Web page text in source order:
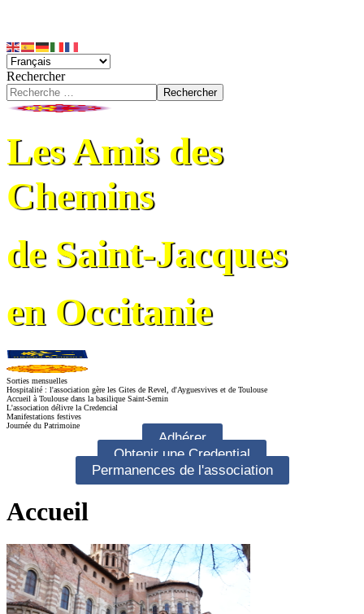
Rechercher
Rechercher
Les Amis des
Chemins
de Saint-Jacques
en Occitanie
Sorties mensuelles
Hospitalité : l'association gère les Gites de Revel, d'Ayguesvives et de Toulouse
Accueil à Toulouse dans la basilique Saint-Sernin
L'association délivre la Credencial
Manifestations festives
Journée du Patrimoine
Adhérer
Obtenir une Credential
Permanences de l'association
Accueil